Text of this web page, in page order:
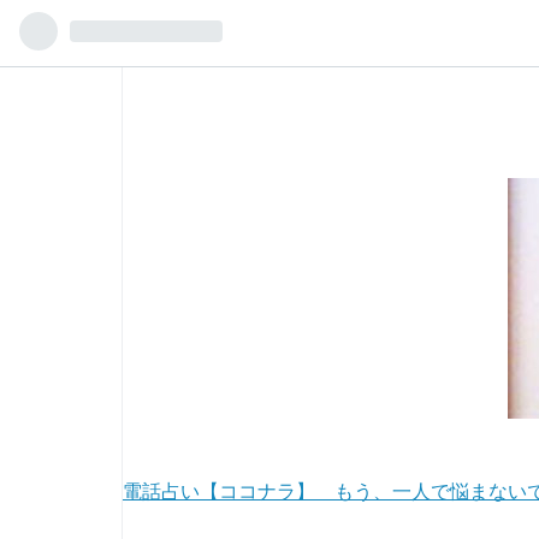
電話占い【ココナラ】 もう、一人で悩まない